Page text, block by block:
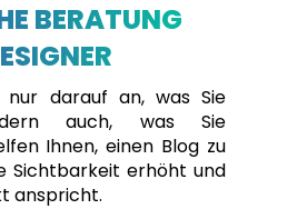
BERATUNG
darauf an, was Sie
auch, was Sie
Ihnen, einen Blog zu
Sichtbarkeit erhöht und
anspricht.